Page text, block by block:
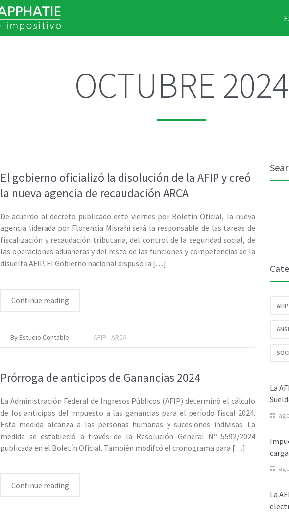
OCTUBRE 2024
El gobierno oficializó la disolución de la AFIP y creó
la nueva agencia de recaudación ARCA
De acuerdo al decreto publicado este viernes por Boletín Oficial, la nueva
agencia liderada por Florencia Misrahi será la responsable de las tareas de
fiscalización y recaudación tributaria, del control de la seguridad social, de
las operaciones aduaneras y del resto de las funciones y competencias de la
disuelta AFIP. El Gobierno nacional dispuso la […]
Continue reading
By Estudio Contable AFIP - ARCA
Prórroga de anticipos de Ganancias 2024
La Administración Federal de Ingresos Públicos (AFIP) determinó el cálculo
de los anticipos del impuesto a las ganancias para el período fiscal 2024.
Esta medida alcanza a las personas humanas y sucesiones indivisas. La
medida se estableció a través de la Resolución General Nº 5592/2024
publicada en el Boletín Oficial. También modifcó el cronograma para […]
Continue reading
AFIP
La
La